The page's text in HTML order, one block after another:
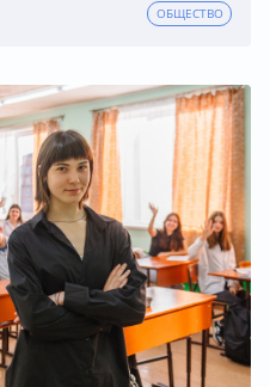
ОБЩЕСТВО